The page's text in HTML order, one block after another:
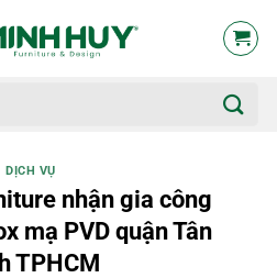
DỊCH VỤ
nhận gia công
mạ PVD quận Tân
TPHCM